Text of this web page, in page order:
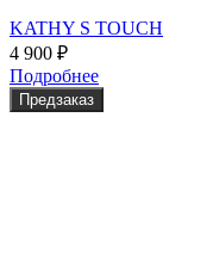
KATHY S TOUCH
4 900 ₽
Подробнее
Предзаказ